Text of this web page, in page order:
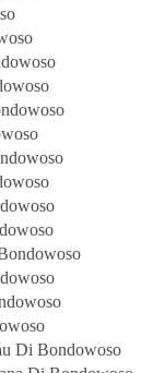
Di Bondowoso